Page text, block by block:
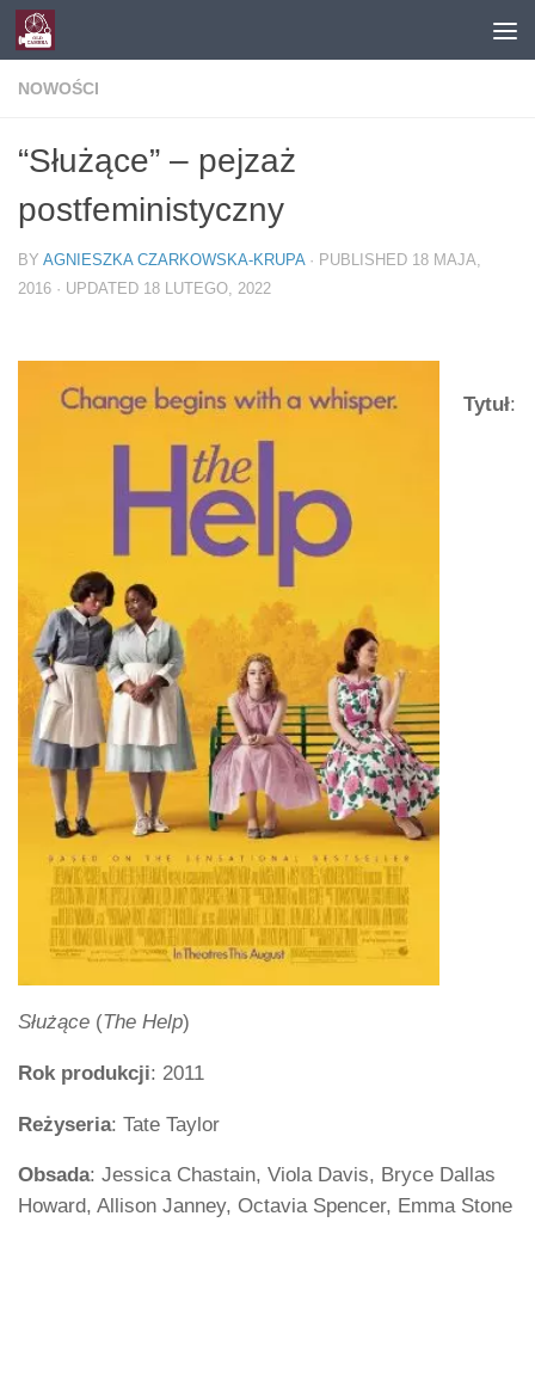
Skip to content
NOWOŚCI
“Służące” – pejzaż
postfeministyczny
BY AGNIESZKA CZARKOWSKA-KRUPA · PUBLISHED 18 MAJA,
2016 · UPDATED 18 LUTEGO, 2022
Tytuł:
Służące (The Help)
Rok produkcji: 2011
Reżyseria: Tate Taylor
Obsada: Jessica Chastain, Viola Davis, Bryce Dallas
Howard, Allison Janney, Octavia Spencer, Emma Stone